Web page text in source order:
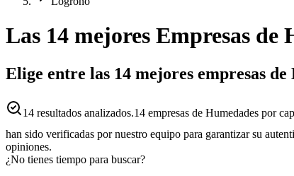
Las 14 mejores Empresas de
Elige entre las 14 mejores empresas
14 resultados analizados.14 empresas de Humedades por
han sido verificadas por nuestro equipo para garantizar su
opiniones.
¿No tienes tiempo para buscar?